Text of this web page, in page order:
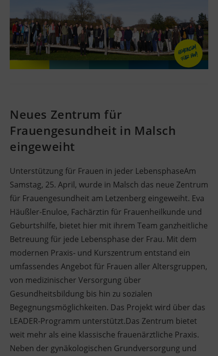
Neues Zentrum für
Frauengesundheit in Malsch
eingeweiht
Unterstützung für Frauen in jeder LebensphaseAm
Samstag, 25. April, wurde in Malsch das neue Zentrum
für Frauengesundheit am Letzenberg eingeweiht. Eva
Häußler-Enuloe, Fachärztin für Frauenheilkunde und
Geburtshilfe, bietet hier mit ihrem Team ganzheitliche
Betreuung für jede Lebensphase der Frau. Mit dem
modernen Praxis‑ und Kurszentrum entstand ein
umfassendes Angebot für Frauen aller Altersgruppen,
von medizinischer Versorgung über
Gesundheitsbildung bis hin zu sozialen
Begegnungsmöglichkeiten. Das Projekt wird über das
LEADER-Programm unterstützt.Das Zentrum bietet
weit mehr als eine klassische frauenärztliche Praxis.
Neben der gynäkologischen Grundversorgung und